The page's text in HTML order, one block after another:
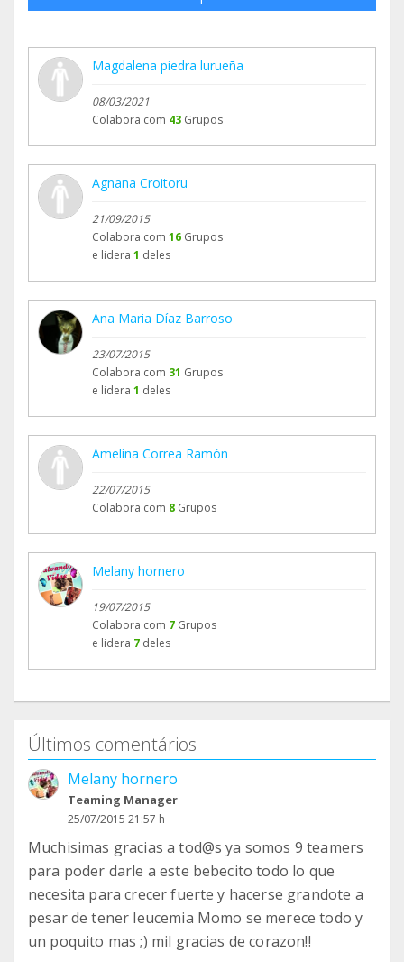
Magdalena piedra lurueña
08/03/2021
Colabora com 43 Grupos
Agnana Croitoru
21/09/2015
Colabora com 16 Grupos
e lidera 1 deles
Ana Maria Díaz Barroso
23/07/2015
Colabora com 31 Grupos
e lidera 1 deles
Amelina Correa Ramón
22/07/2015
Colabora com 8 Grupos
Melany hornero
19/07/2015
Colabora com 7 Grupos
e lidera 7 deles
Últimos comentários
Melany hornero
Teaming Manager
25/07/2015 21:57 h
Muchisimas gracias a tod@s ya somos 9 teamers
para poder darle a este bebecito todo lo que
necesita para crecer fuerte y hacerse grandote a
pesar de tener leucemia Momo se merece todo y
un poquito mas ;) mil gracias de corazon!!